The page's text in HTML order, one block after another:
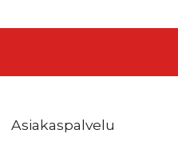
Asiakaspalvelu